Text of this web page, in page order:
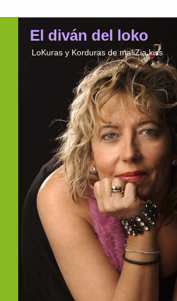
El diván del loko
LoKuras y Korduras de maliZia kiss